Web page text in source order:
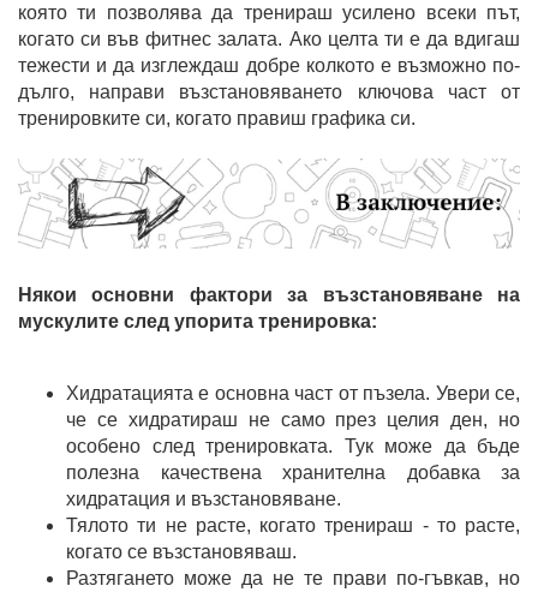
която ти позволява да тренираш усилено всеки път,
когато си във фитнес залата. Ако целта ти е да вдигаш
тежести и да изглеждаш добре колкото е възможно по-
дълго, направи възстановяването ключова част от
тренировките си, когато правиш графика си.
Някои основни фактори за възстановяване на
мускулите след упорита тренировка:
Хидратацията е основна част от пъзела. Увери се,
че се хидратираш не само през целия ден, но
особено след тренировката. Тук може да бъде
полезна качествена хранителна добавка за
хидратация и възстановяване.
Тялото ти не расте, когато тренираш - то расте,
когато се възстановяваш.
Разтягането може да не те прави по-гъвкав, но